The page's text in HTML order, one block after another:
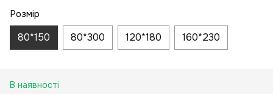
Розмір
80*150 80*300 120*180 160*230
В наявності